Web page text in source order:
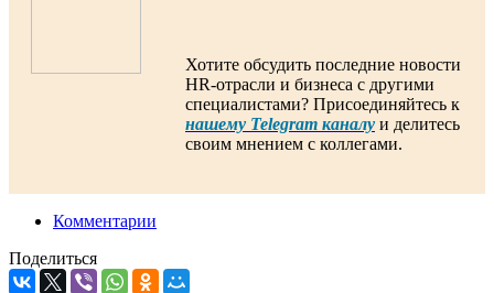
Хотите обсудить последние новости
HR-отрасли и бизнеса с другими
специалистами? Присоединяйтесь к
нашему Telegram каналу и делитесь
своим мнением с коллегами.
Комментарии
Поделиться